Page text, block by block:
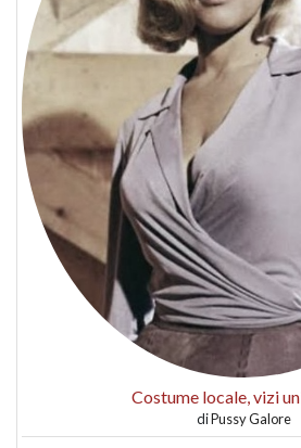
Costume locale, vizi
diPussy Galore